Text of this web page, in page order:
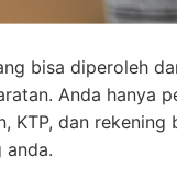
bisa diperoleh
Anda hanya
KTP, dan
anda.